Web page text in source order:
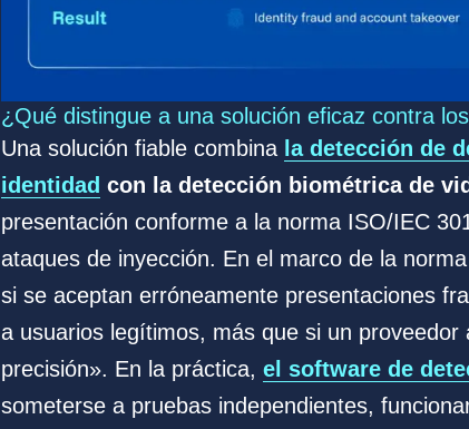
¿Qué distingue a una solución eficaz contra
Una solución fiable combina la detección de
identidad con la detección biométrica de
presentación conforme a la norma ISO/IEC
ataques de inyección. En el marco de la
si se aceptan erróneamente presentaciones
a usuarios legítimos, más que si un
precisión». En la práctica, el software de
someterse a pruebas independientes,